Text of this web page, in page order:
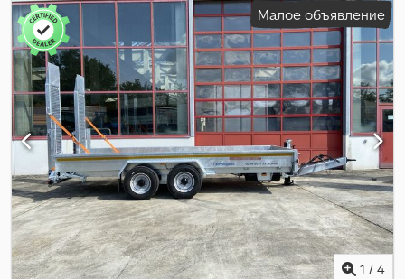
размер шины:
245 / 70 R 17,5 , колесная база:990 мм, цвет:
другое, тип передачи:другое , размер передней шины: 245 /
70 R 17,5, размер задней шины:245 / 70 R 17,5, кабина
водителя:другое , класс выбросов:нет , топливо:биодизель,
Оборудование:ABS, пневматический тормоз,
Малое объявление
1 / 4